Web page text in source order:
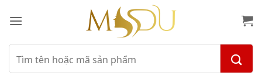
qua
dungTìm
kiếm: